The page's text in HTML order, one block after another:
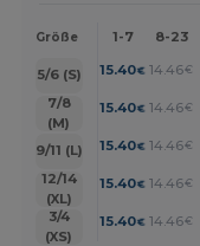
Größe 1-7 8-23
5/6 (S) 15.40€ 14.46€
7/8
(M)
15.40€ 14.46€
9/11 (L)
15.40€ 14.46€
12/14
(XL)
15.40€ 14.46€
3/4
(XS)
15.40€ 14.46€